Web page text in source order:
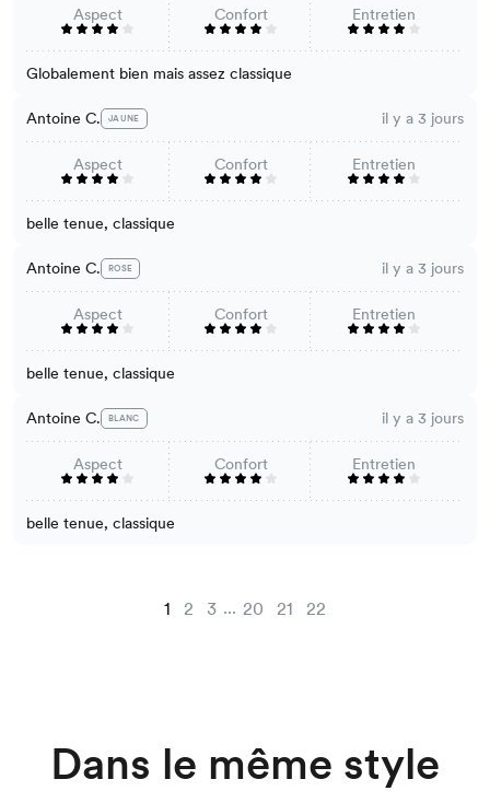
Aspect Confort Entretien
Globalement bien mais assez classique
Antoine C. JAUNE il y a 3 jours
Aspect Confort Entretien
belle tenue, classique
Antoine C. ROSE il y a 3 jours
Aspect Confort Entretien
belle tenue, classique
Antoine C. BLANC il y a 3 jours
Aspect Confort Entretien
belle tenue, classique
1 2 3 ... 20 21 22
Dans le même style